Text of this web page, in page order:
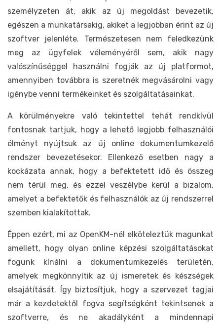
személyzeten át, akik az új megoldást bevezetik,
egészen a munkatársakig, akiket a legjobban érint az új
szoftver jelenléte. Természetesen nem feledkezünk
meg az ügyfelek véleményéről sem, akik nagy
valószínűséggel használni fogják az új platformot,
amennyiben továbbra is szeretnék megvásárolni vagy
igénybe venni termékeinket és szolgáltatásainkat.
A körülményekre való tekintettel tehát rendkívül
fontosnak tartjuk, hogy a lehető legjobb felhasználói
élményt nyújtsuk az új online dokumentumkezelő
rendszer bevezetésekor. Ellenkező esetben nagy a
kockázata annak, hogy a befektetett idő és összeg
nem térül meg, és ezzel veszélybe kerül a bizalom,
amelyet a befektetők és felhasználók az új rendszerrel
szemben kialakítottak.
Éppen ezért, mi az OpenKM-nél elköteleztük magunkat
amellett, hogy olyan online képzési szolgáltatásokat
fogunk kínálni a dokumentumkezelés területén,
amelyek megkönnyítik az új ismeretek és készségek
elsajátítását. Így biztosítjuk, hogy a szervezet tagjai
már a kezdetektől fogva segítségként tekintsenek a
szoftverre, és ne akadályként a mindennapi